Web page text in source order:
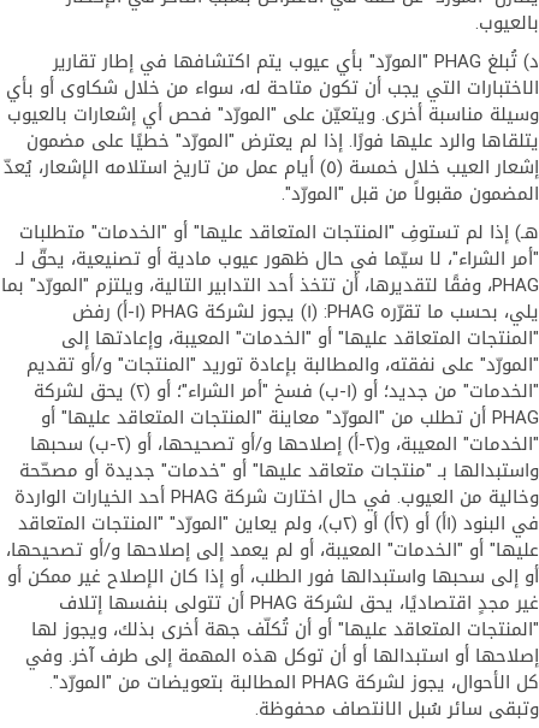
بالعيوب.
د) تُبلغ PHAG "المورّد" بأي عيوب يتم اكتشافها في إطار تقارير
الاختبارات التي يجب أن تكون متاحة له، سواء من خلال شكاوى أو بأي
وسيلة مناسبة أخرى. ويتعيّن على "المورّد" فحص أي إشعارات بالعيوب
يتلقاها والرد عليها فورًا. إذا لم يعترض "المورّد" خطيًا على مضمون
إشعار العيب خلال خمسة (٥) أيام عمل من تاريخ استلامه الإشعار، يُعدّ
المضمون مقبولاً من قبل "المورّد".
هـ) إذا لم تستوفِ "المنتجات المتعاقد عليها" أو "الخدمات" متطلبات
"أمر الشراء"، لا سيّما في حال ظهور عيوب مادية أو تصنيعية، يحقّ لـ
PHAG، وفقًا لتقديرها، أن تتخذ أحد التدابير التالية، ويلتزم "المورّد" بما
يلي، بحسب ما تقرّره PHAG: (١) يجوز لشركة PHAG (١-أ) رفض
"المنتجات المتعاقد عليها" أو "الخدمات" المعيبة، وإعادتها إلى
"المورّد" على نفقته، والمطالبة بإعادة توريد "المنتجات" و/أو تقديم
"الخدمات" من جديد؛ أو (١-ب) فسخ "أمر الشراء"؛ أو (٢) يحق لشركة
PHAG أن تطلب من "المورّد" معاينة "المنتجات المتعاقد عليها" أو
"الخدمات" المعيبة، و(٢-أ) إصلاحها و/أو تصحيحها، أو (٢-ب) سحبها
واستبدالها بـ "منتجات متعاقد عليها" أو "خدمات" جديدة أو مصحّحة
وخالية من العيوب. في حال اختارت شركة PHAG أحد الخيارات الواردة
في البنود (١أ) أو (٢أ) أو (٢ب)، ولم يعاين "المورّد" "المنتجات المتعاقد
عليها" أو "الخدمات" المعيبة، أو لم يعمد إلى إصلاحها و/أو تصحيحها،
أو إلى سحبها واستبدالها فور الطلب، أو إذا كان الإصلاح غير ممكن أو
غير مجدٍ اقتصاديًا، يحق لشركة PHAG أن تتولى بنفسها إتلاف
"المنتجات المتعاقد عليها" أو أن تُكلّف جهة أخرى بذلك، ويجوز لها
إصلاحها أو استبدالها أو أن توكل هذه المهمة إلى طرف آخر. وفي
كل الأحوال، يجوز لشركة PHAG المطالبة بتعويضات من "المورّد".
وتبقى سائر سُبل الانتصاف محفوظة.